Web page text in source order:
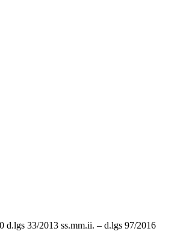
d.lgs 33/2013 ss.mm.ii. – d.lgs 97/2016